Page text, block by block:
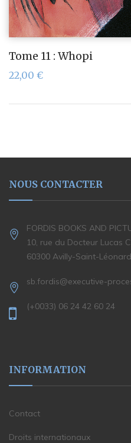
Tome 11 : Whopi
22,00 €
NOUS CONTACTER
FORDIS BOOKS AND
10, rue du Docteur Lucas
60300 Avilly-Saint-Léonard
sb.fordis@executive-
(+0033) 06 24 42 60 24
INFORMATION
Contact
Droits internationaux